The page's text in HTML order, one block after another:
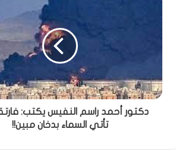
دكتور أحمد راسم النفيس يكتب:
تأتي السماء بدخان مبين!!